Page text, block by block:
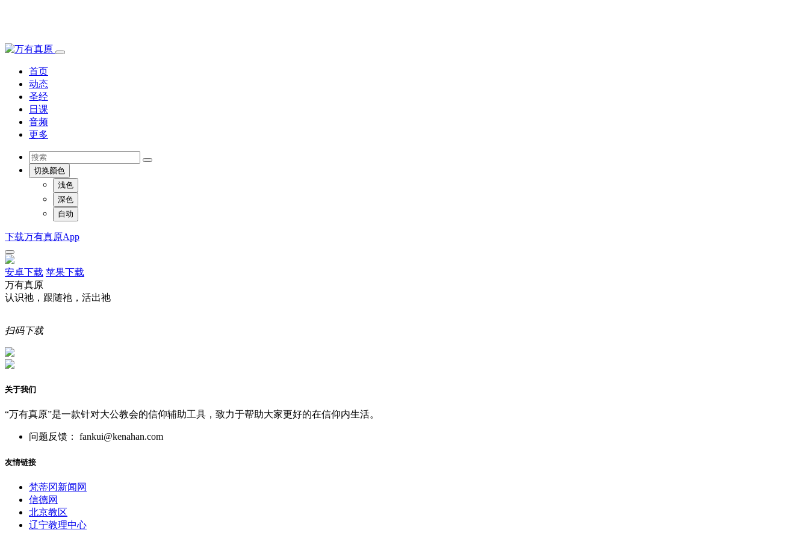
首页
动态
圣经
日课
音频
更多
切换颜色
浅色
深色
自动
下载万有真原App
安卓下载 苹果下载
万有真原
认识祂，跟随祂，活出祂
扫码下载
关于我们
“万有真原”是一款针对大公教会的信仰辅助工具，致力于帮助大家更好的在信仰内生活。
问题反馈： fankui@kenahan.com
友情链接
梵蒂冈新闻网
信德网
北京教区
辽宁教理中心